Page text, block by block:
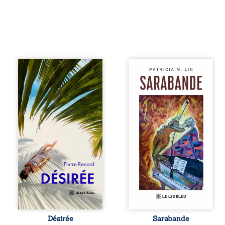
Au réveil, Pierre,
jeune retraité,
découvre qu’il est
devenu une
séduisante femme
métissée de trente
ans. À peine a-t-il
commencé à
apprivoiser ce
nouveau corps
qu’Ange surgit
dans sa vie et fait
vaciller toutes ses
certitudes. Entre
eux, l’attirance est
immédiate,
brûlante jusqu’à
ce qu’un secret
familial fasse
Désirée
Aux chants
crépitants de l’été,
Sous le silence
ouaté de la neige
en hiver, Au cours
de nuits pâles,
Dans la clarté
bienveillante de la
lune, Rêves,
pensées, révoltes
et espoirs… Des
mots s’assemblent,
colorés, rebelles
aux règles de la
poésie, mais
chantant en
forment une
sarabande,
Sarabande